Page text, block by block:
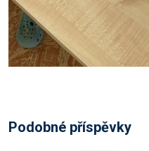
Podobné příspěvky